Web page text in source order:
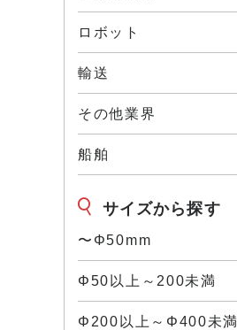
ロボット
輸送
その他業界
船舶
サイズから探す
〜Φ50mm
Φ50以上～200未満
Φ200以上～Φ400未満